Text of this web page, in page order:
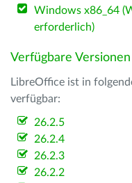
Windows x86_64
erforderlich)
Verfügbare Versionen
LibreOffice ist in
verfügbar:
26.2.5
26.2.4
26.2.3
26.2.2